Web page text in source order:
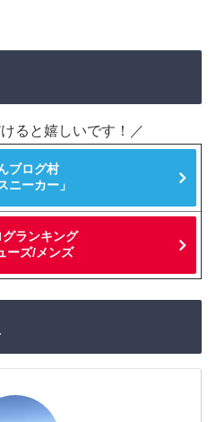
ると嬉しいです！／
ブログ村
ニーカー」
グランキング
ーズ/メンズ